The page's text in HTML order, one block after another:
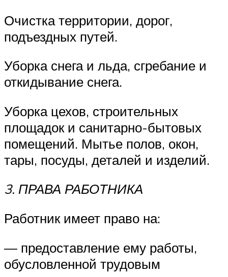
Очистка территории, дорог,
подъездных путей.
Уборка снега и льда, сгребание и
откидывание снега.
Уборка цехов, строительных
площадок и санитарно-бытовых
помещений. Мытье полов, окон,
тары, посуды, деталей и изделий.
3. ПРАВА РАБОТНИКА
Работник имеет право на:
— предоставление ему работы,
обусловленной трудовым